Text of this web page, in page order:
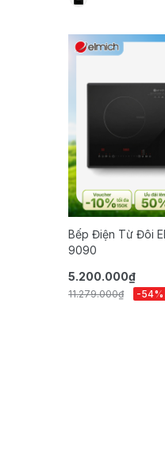
Bếp Điện Từ Đôi
9090
5.200.000₫
11.279.000₫ -54%